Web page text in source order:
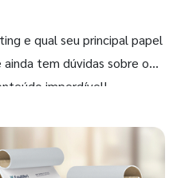
e qual seu principal papel
tem dúvidas sobre o
imperdível!